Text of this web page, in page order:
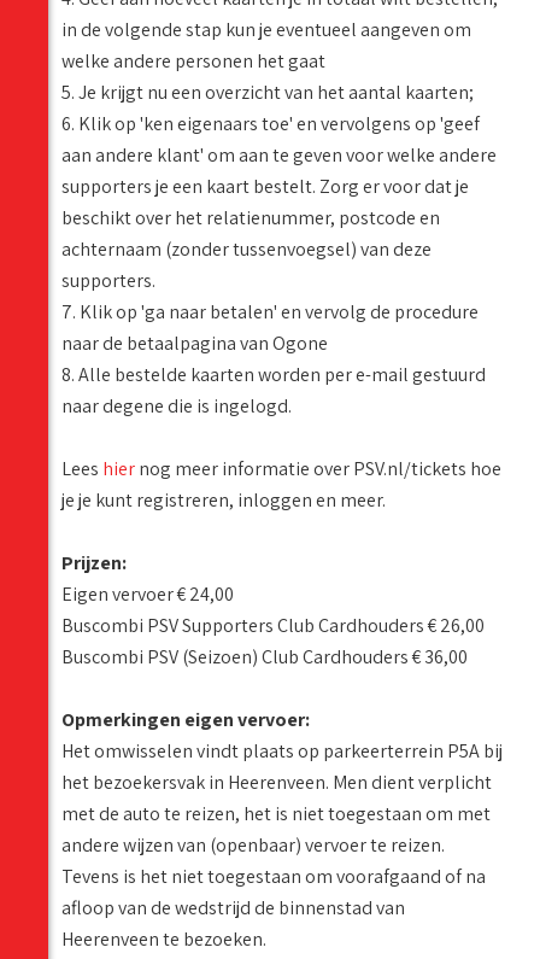
in de volgende stap kun je eventueel aangeven om
welke andere personen het gaat
5. Je krijgt nu een overzicht van het aantal kaarten;
6. Klik op 'ken eigenaars toe' en vervolgens op 'geef
aan andere klant' om aan te geven voor welke andere
supporters je een kaart bestelt. Zorg er voor dat je
beschikt over het relatienummer, postcode en
achternaam (zonder tussenvoegsel) van deze
supporters.
7. Klik op 'ga naar betalen' en vervolg de procedure
naar de betaalpagina van Ogone
8. Alle bestelde kaarten worden per e-mail gestuurd
naar degene die is ingelogd.
Lees hiernog meer informatie over PSV.nl/tickets hoe
je je kunt registreren, inloggen en meer.
Prijzen:
Eigen vervoer € 24,00
Buscombi PSV Supporters Club Cardhouders € 26,00
Buscombi PSV (Seizoen) Club Cardhouders € 36,00
Opmerkingen eigen vervoer:
Het omwisselen vindt plaats op parkeerterrein P5A bij
het bezoekersvak in Heerenveen. Men dient verplicht
met de auto te reizen, het is niet toegestaan om met
andere wijzen van (openbaar) vervoer te reizen.
Tevens is het niet toegestaan om voorafgaand of na
afloop van de wedstrijd de binnenstad van
Heerenveen te bezoeken.